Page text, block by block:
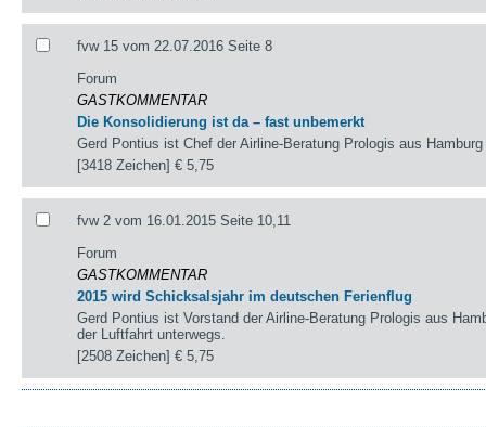
fvw 15 vom 22.07.2016 Seite 8
Forum
GASTKOMMENTAR
Die Konsolidierung ist da – fast unbemerkt
Gerd Pontius ist Chef der Airline-Beratung Prologis aus Hamburg
[3418 Zeichen]€ 5,75
fvw 2 vom 16.01.2015 Seite 10,11
Forum
GASTKOMMENTAR
2015 wird Schicksalsjahr im deutschen Ferienflug
Gerd Pontius ist Vorstand der Airline-Beratung Prologis aus
der Luftfahrt unterwegs.
[2508 Zeichen]€ 5,75